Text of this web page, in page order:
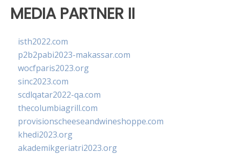
MEDIA PARTNER II
isth2022.com
p2b2pabi2023-makassar.com
wocfparis2023.org
sinc2023.com
scdlqatar2022-qa.com
thecolumbiagrill.com
provisionscheeseandwineshoppe.com
khedi2023.org
akademikgeriatri2023.org